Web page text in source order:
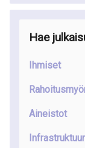
Hae
Ihmiset
Aineistot